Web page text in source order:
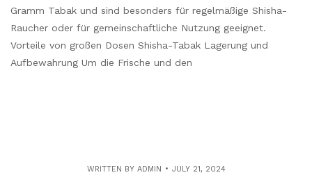
Gramm Tabak und sind besonders für regelmäßige Shisha-
Raucher oder für gemeinschaftliche Nutzung geeignet.
Vorteile von großen Dosen Shisha-Tabak Lagerung und
Aufbewahrung Um die Frische und den
WRITTEN BY ADMIN JULY 21, 2024